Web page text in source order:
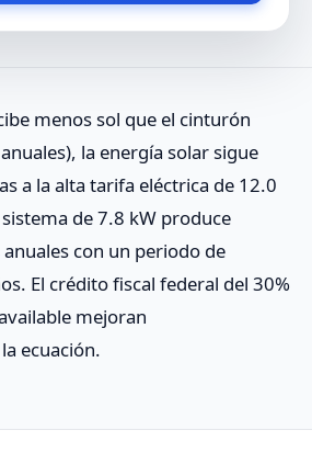
menos sol que el cinturón
la energía solar sigue
a la alta tarifa eléctrica de 12.0
de 7.8 kW produce
con un periodo de
El crédito fiscal federal del 30%
mejoran
ecuación.